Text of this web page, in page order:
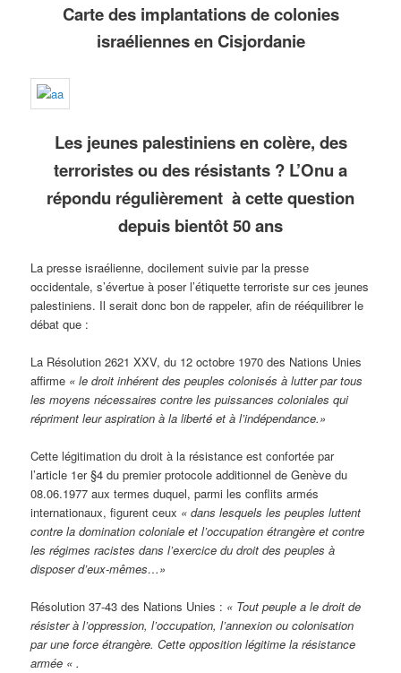
Carte des implantations de colonies
israéliennes en Cisjordanie
Les jeunes palestiniens en colère, des
terroristes ou des résistants ? L’Onu a
répondu régulièrement à cette question
depuis bientôt 50 ans
La presse israélienne, docilement suivie par la presse
occidentale, s’évertue à poser l’étiquette terroriste sur ces jeunes
palestiniens. Il serait donc bon de rappeler, afin de rééquilibrer le
débat que :
La Résolution 2621 XXV, du 12 octobre 1970 des Nations Unies
affirme « le droit inhérent des peuples colonisés à lutter par tous
les moyens nécessaires contre les puissances coloniales qui
répriment leur aspiration à la liberté et à l’indépendance.»
Cette légitimation du droit à la résistance est confortée par
l’article 1er §4 du premier protocole additionnel de Genève du
08.06.1977 aux termes duquel, parmi les conflits armés
internationaux, figurent ceux « dans lesquels les peuples luttent
contre la domination coloniale et l’occupation étrangère et contre
les régimes racistes dans l’exercice du droit des peuples à
disposer d’eux-mêmes…»
Résolution 37-43 des Nations Unies : « Tout peuple a le droit de
résister à l’oppression, l’occupation, l’annexion ou colonisation
par une force étrangère. Cette opposition légitime la résistance
armée « .